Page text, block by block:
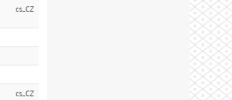
cs_CZ
cs_CZ